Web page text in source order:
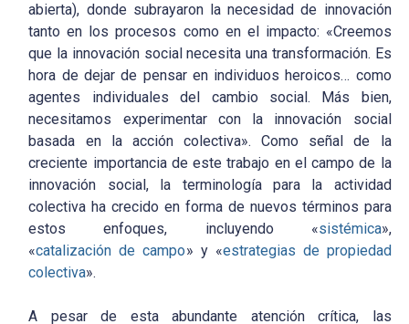
abierta), donde subrayaron la necesidad de innovación
tanto en los procesos como en el impacto: «Creemos
que la innovación social necesita una transformación. Es
hora de dejar de pensar en individuos heroicos… como
agentes individuales del cambio social. Más bien,
necesitamos experimentar con la innovación social
basada en la acción colectiva». Como señal de la
creciente importancia de este trabajo en el campo de la
innovación social, la terminología para la actividad
colectiva ha crecido en forma de nuevos términos para
estos enfoques, incluyendo «sistémica»,
«catalización de campo» y «estrategias de propiedad
colectiva».
A pesar de esta abundante atención crítica, las